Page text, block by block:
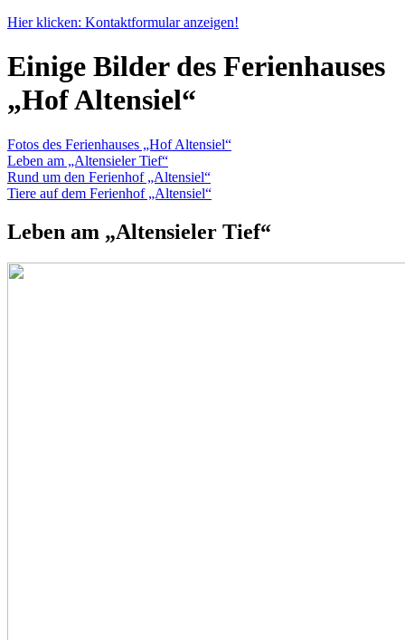
Hier klicken: Kontaktformular anzeigen!
Einige Bilder des Ferienhauses
„Hof Altensiel“
Fotos des Ferienhauses „Hof Altensiel“
Leben am „Altensieler Tief“
Rund um den Ferienhof „Altensiel“
Tiere auf dem Ferienhof „Altensiel“
Leben am „Altensieler Tief“